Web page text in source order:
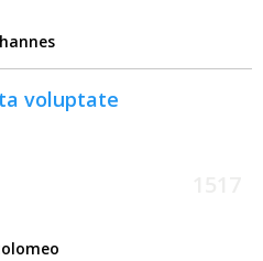
voluptate